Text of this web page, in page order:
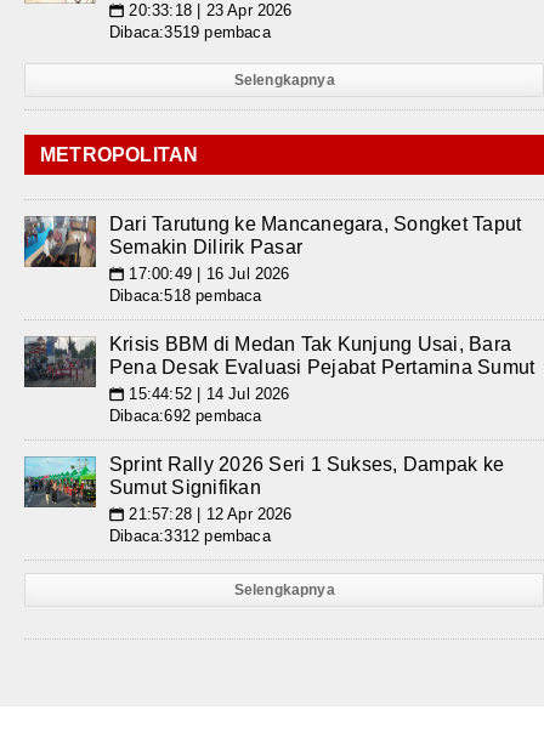
📅 20:33:18 | 23 Apr 2026
Dibaca:3519 pembaca
Selengkapnya
METROPOLITAN
Dari Tarutung ke Mancanegara, Songket Taput
Semakin Dilirik Pasar
📅 17:00:49 | 16 Jul 2026
Dibaca:518 pembaca
Krisis BBM di Medan Tak Kunjung Usai, Bara
Pena Desak Evaluasi Pejabat Pertamina Sumut
📅 15:44:52 | 14 Jul 2026
Dibaca:692 pembaca
Sprint Rally 2026 Seri 1 Sukses, Dampak ke
Sumut Signifikan
📅 21:57:28 | 12 Apr 2026
Dibaca:3312 pembaca
Selengkapnya